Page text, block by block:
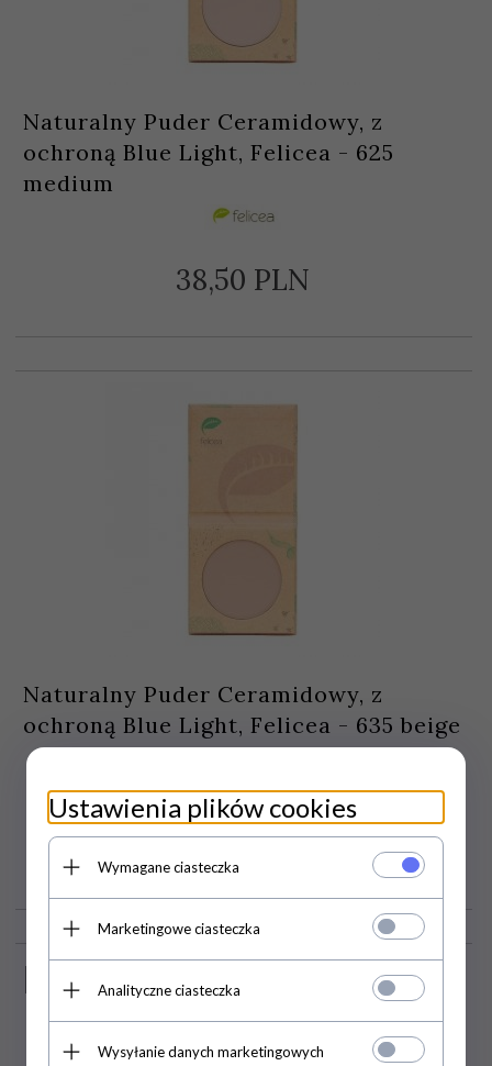
Naturalny Puder Ceramidowy, z
ochroną Blue Light, Felicea - 625
medium
38,50 PLN
Naturalny Puder Ceramidowy, z
ochroną Blue Light, Felicea - 635 beige
38, 50
PROMOCJA
Ustawienia plików cookies
Wymagane ciasteczka
Marketingowe ciasteczka
Analityczne ciasteczka
Wysyłanie danych marketingowych